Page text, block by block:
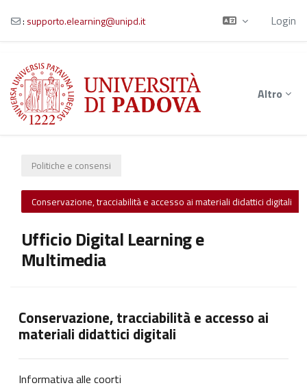
Vai al contenuto principale
: supporto.elearning@unipd.it Login
Altro
Politiche e consensi
Conservazione, tracciabilità e accesso ai materiali didattici digitali
Ufficio Digital Learning e
Multimedia
Conservazione, tracciabilità e accesso ai
materiali didattici digitali
Informativa alle coorti